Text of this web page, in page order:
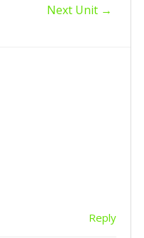
Next Unit →
Reply